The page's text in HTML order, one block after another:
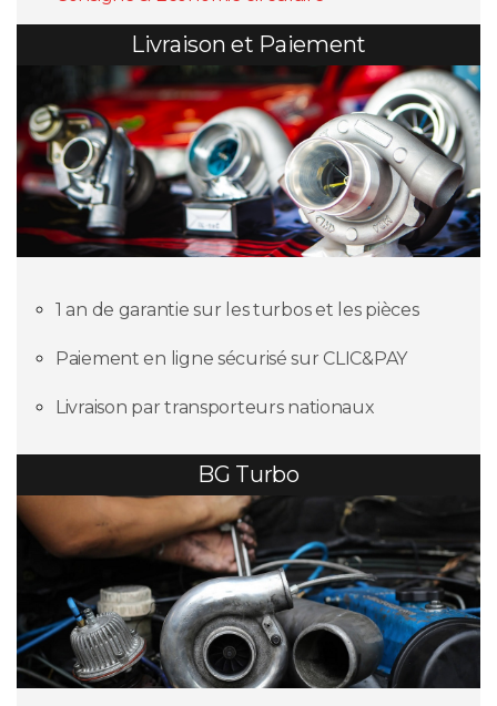
Livraison et Paiement
1 an de garantie sur les turbos et les pièces
Paiement en ligne sécurisé sur CLIC&PAY
Livraison par transporteurs nationaux
BG Turbo